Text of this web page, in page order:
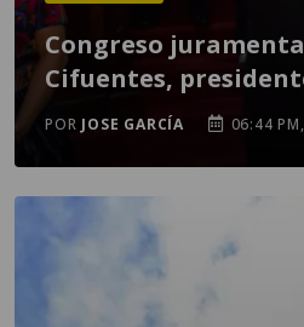
Congreso
Cifuentes,
POR JOSE GARCÍA 06:44